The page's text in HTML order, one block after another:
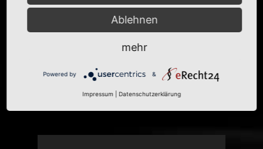
1968–1974
Ablehnen
mehr
Powered by &
Impressum Datenschutzerklärung